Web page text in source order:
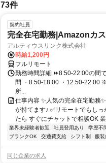
73件
契約社員
完全在宅勤務|Amazonカ
アルティウスリンク株式会社
時給1,200円
フルリモート
勤務時間詳細 ⏩8:50-22:00の間
間 ・8:50-18:00 ・12:50-22:00
所...
仕事内容 ✨人気の完全在宅勤務
が持てます♪ ✅リモートでもし
たら すぐにチャットで相談OK
業界未経験者歓迎 社員登用あり 学歴不
ブランクOK
交通費支給 シフト制 服装
同じ企業の求人